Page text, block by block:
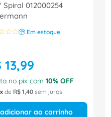
Spiral 012000254
☆☆ Em estoque
13,99
no pix com 10% OFF
de R$ 1,40 sem juros
adicionar ao carrinho